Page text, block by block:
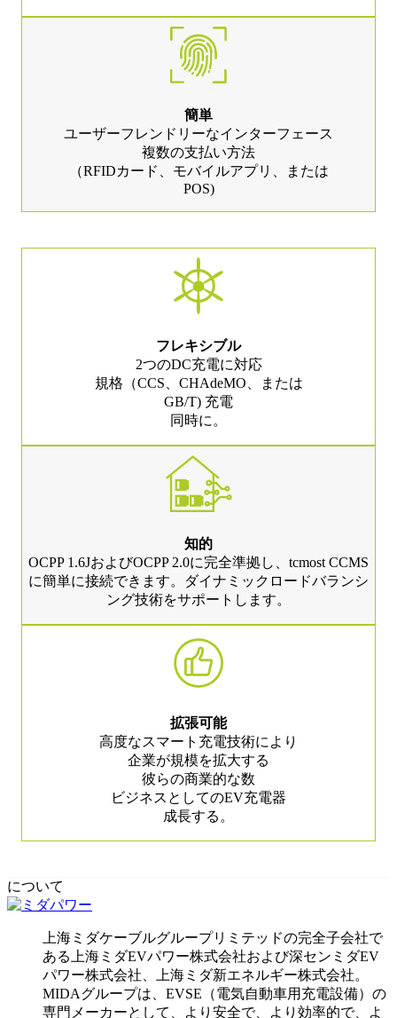
簡単
ユーザーフレンドリーなインターフェース
複数の支払い方法
（RFIDカード、モバイルアプリ、または
POS)
フレキシブル
2つのDC充電に対応
規格（CCS、CHAdeMO、または
GB/T) 充電
同時に。
知的
OCPP 1.6JおよびOCPP 2.0に完全準拠し、tcmost CCMS
に簡単に接続できます。ダイナミックロードバランシ
ング技術をサポートします。
拡張可能
高度なスマート充電技術により
企業が規模を拡大する
彼らの商業的な数
ビジネスとしてのEV充電器
成長する。
について
上海ミダケーブルグループリミテッドの完全子会社で
ある上海ミダEVパワー株式会社および深センミダEV
パワー株式会社、上海ミダ新エネルギー株式会社。
MIDAグループは、EVSE（電気自動車用充電設備）の
専門メーカーとして、より安全で、より効率的で、よ